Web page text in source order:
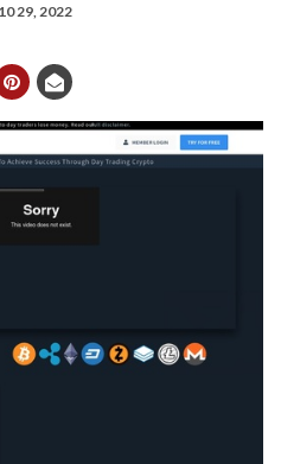
29, 2022